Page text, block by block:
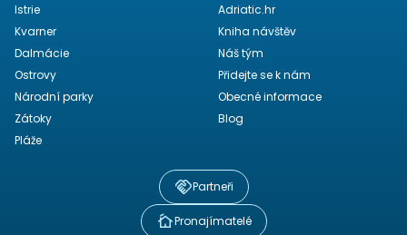
Istrie
Kvarner
Dalmácie
Ostrovy
Národní parky
Zátoky
Pláže
Adriatic.hr
Kniha návštěv
Náš tým
Přidejte se k nám
Obecné informace
Blog
Partneři
Pronajímatelé